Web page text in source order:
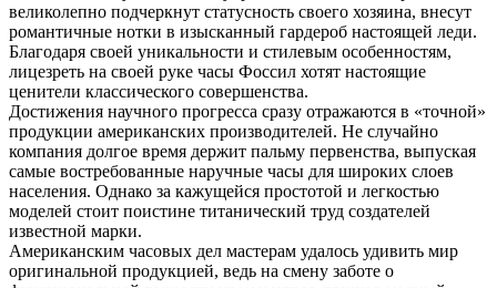
великолепно подчеркнут статусность своего хозяина, внесут
романтичные нотки в изысканный гардероб настоящей леди.
Благодаря своей уникальности и стилевым особенностям,
лицезреть на своей руке часы Фоссил хотят настоящие
ценители классического совершенства.
Достижения научного прогресса сразу отражаются в «точной»
продукции американских производителей. Не случайно
компания долгое время держит пальму первенства, выпуская
самые востребованные наручные часы для широких слоев
населения. Однако за кажущейся простотой и легкостью
моделей стоит поистине титанический труд создателей
известной марки.
Американским часовых дел мастерам удалось удивить мир
оригинальной продукцией, ведь на смену заботе о